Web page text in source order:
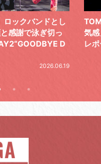
6月から7月の空
FC限定ライブを
筋
の
と